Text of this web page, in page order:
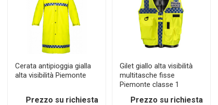
Cerata antipioggia gialla
alta visibilità Piemonte
Prezzo su richiesta
Gilet giallo alta visibilità
multitasche fisse
Piemonte classe 1
Prezzo su richiesta